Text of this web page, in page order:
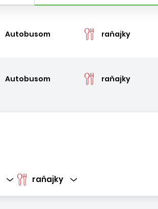
Autobusom raňajky
Autobusom raňajky
raňajky